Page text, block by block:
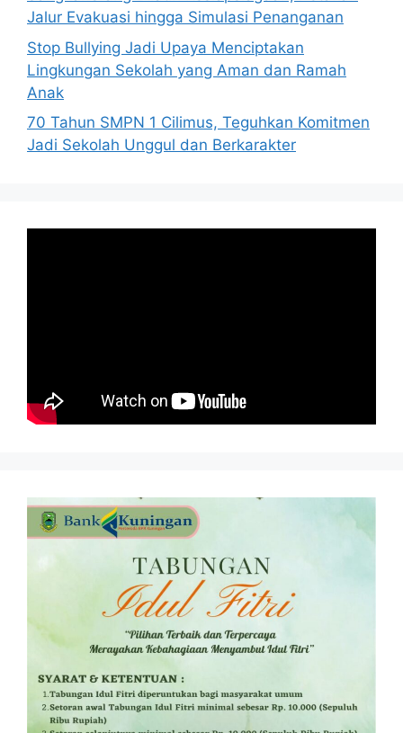
Jalur Evakuasi hingga Simulasi Penanganan
Stop Bullying Jadi Upaya Menciptakan
Lingkungan Sekolah yang Aman dan Ramah
Anak
70 Tahun SMPN 1 Cilimus, Teguhkan Komitmen
Jadi Sekolah Unggul dan Berkarakter